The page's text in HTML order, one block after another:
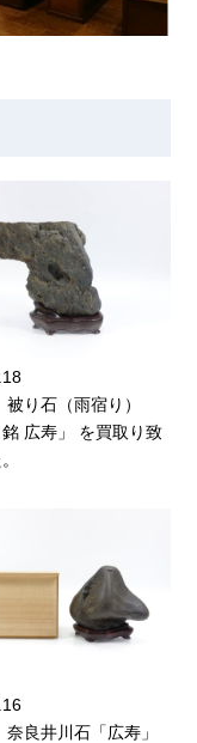
被り石（雨宿り）
銘 広寿」 を買取り致
奈良井川石「広寿」